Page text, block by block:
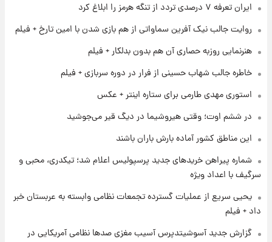
شارژ جدید کالابرگ برای سه دهک؛ جزئیات اعلام
۱ روز پیش
شاهین، کوییک، اطلس، سهند و ساینا با اقساط
بلندمدت + جدول
سیگنال‌های جدید برای بازار طلا؛ پیش‌بینی
قیمت سکه و طلا فردا
ایران تعرفه ۷ درصدی تردد از تنگه هرمز را ابلاغ کرد
روایت جالب نیک آفرین سماواتی از هم بازی شدن با امین تارخ + فیلم
هنرنمایی روزبه حصاری آن هم بدون بدلکار + فیلم
خاطره جالب شهاب حسینی از فرار در دوره سربازی + فیلم
استوری مهدی طارمی برای ستاره اینتر + عکس
در ششم اوت؛ وقتی هیروشیما در دیگ قیر می‌جوشید
این مناطق کشور آماده بارش باران باشند
شماره پیراهن خریدهای جدید پرسپولیس اعلام شد؛ تیکدری، محبی و
سرگیف با اعداد ویژه
یحیی سریع از عملیات گسترده تجمعات نظامی وابسته به عربستان خبر
داد + فیلم
گزارش جدید آسوشیتدپرس آسیب مغزی صدها نظامی آمریکایی در